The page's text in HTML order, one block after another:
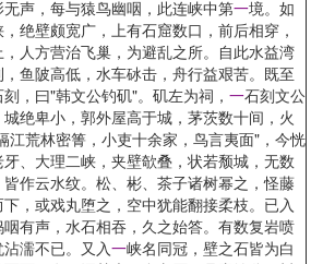
声，每与猿鸟幽咽，此连峡中第一境。如
，绝壁颇宽广，上有石窟数口，前后相穿，
人方营治飞巢，为避乱之所。自此水益湾
鱼陂高低，水车砅击，舟行益艰苦。既至
，曰"韩文公钓矶"。矶左为祠， 一石刻文公
绝卑小，郭外屋高于城，茅茨数十间，火
江荒林密箐，小吏十余家，鸟言夷面"，今恍
、大理二峡，夹壁欹叠，状若颓城，无数
作云水纹。松、彬、茶子诸树幂之，怪藤
，或戏丸堕之，空中犹能翻接柔枝。已入
有声，水石相吞，久之始答。有数复岩喷
濡不已。又入一峡名同冠，壁之石皆为白